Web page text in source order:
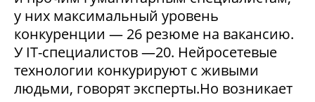
у них максимальный уровень
конкуренции — 26 резюме на вакансию.
У IT-специалистов —20. Нейросетевые
технологии конкурируют с живыми
людьми, говорят эксперты.Но возникает